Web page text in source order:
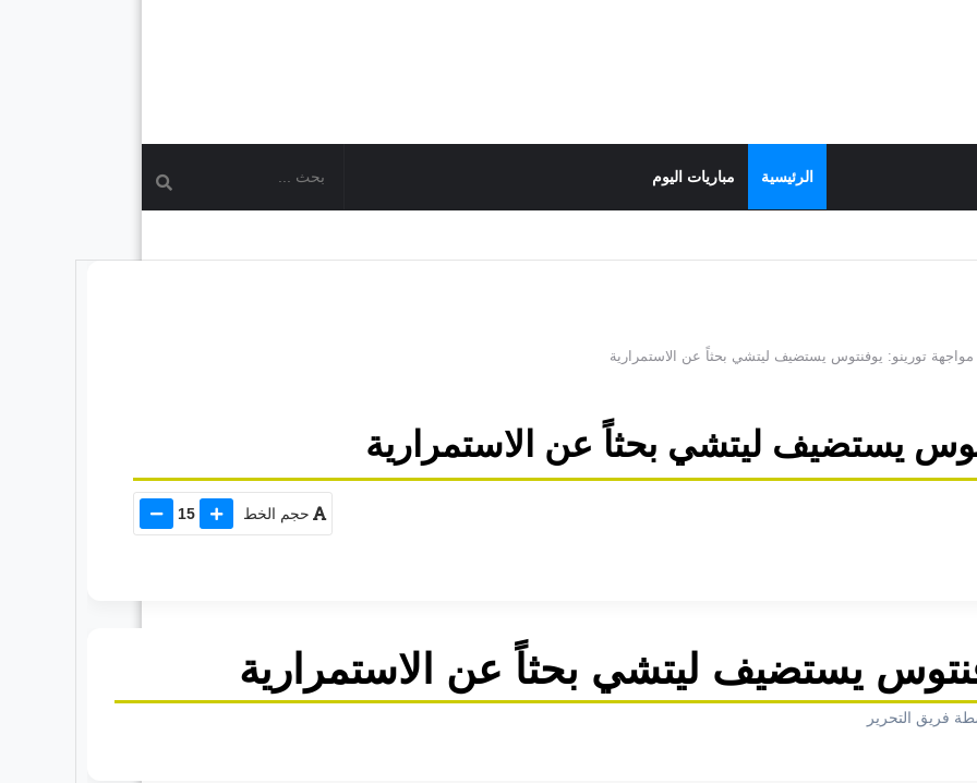
الرئيسية مباريات اليوم
مواجهة تورينو: يوفنتوس يستضيف ليتشي بحثاً عن الاستمرارية
يستضيف ليتشي بحثاً عن الاستمرارية
حجم الخط 15
يستضيف ليتشي بحثاً عن الاستمرارية
فريق التحرير